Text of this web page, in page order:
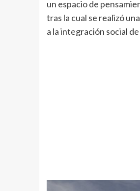
un espacio de
tras la cual se realizó
a la integración social